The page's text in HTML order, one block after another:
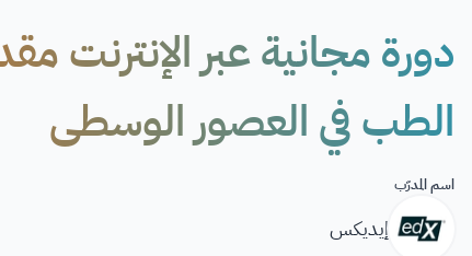
الطب في العصور الوسطى
اسم المدرّب
إيديكس